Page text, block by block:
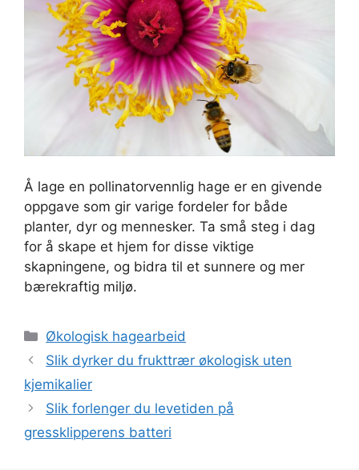
Å lage en pollinatorvennlig hage er en givende
oppgave som gir varige fordeler for både
planter, dyr og mennesker. Ta små steg i dag
for å skape et hjem for disse viktige
skapningene, og bidra til et sunnere og mer
bærekraftig miljø.
Kategorier
Økologisk hagearbeid
Slik dyrker du frukttrær økologisk uten
kjemikalier
Slik forlenger du levetiden på
gressklipperens batteri